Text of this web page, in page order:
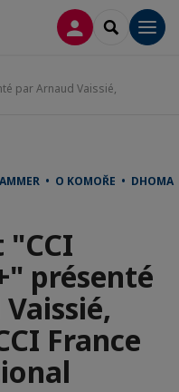
LOG INSEARCH
par Arnaud Vaissié,
• O KOMOŘE • DHOMA
"CCI
présenté
France